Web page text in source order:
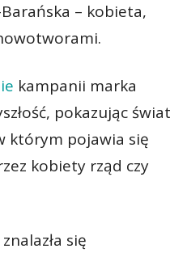
– kobieta,
kampanii marka
pokazując świat
którym pojawia się
kobiety rząd czy
się